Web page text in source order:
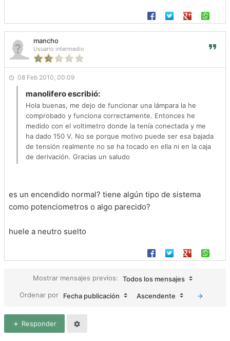
mancho
Usuario intermedio
08 Feb 2010, 00:09
manolifero escribió:
Hola buenas, me dejo de funcionar una lámpara la he
comprobado y funciona correctamente. Entonces he
medido con el voltimetro donde la tenía conectada y me
ha dado 150 V. No se porque motivo puede ser esa bajada
de tensión realmente no se ha tocado en ella ni en la caja
de derivación. Gracias un saludo
es un encendido normal? tiene algún tipo de sistema
como potenciometros o algo parecido?
huele a neutro suelto
Mostrar mensajes previos:
Todos los mensajes
Ordenar por
Fecha publicación Ascendente
Responder